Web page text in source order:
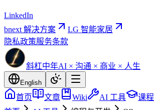
LinkedIn
bnext 解决方案
LG 智能家居
隐私政策服务条款
斜杠中年AI × 沟通 × 商业 × 人生
English
首页 文章 Wiki AI 工具
课程